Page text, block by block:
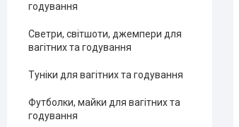
годування
Светри, світшоти, джемпери для
вагітних та годування
Туніки для вагітних та годування
Футболки, майки для вагітних та
годування